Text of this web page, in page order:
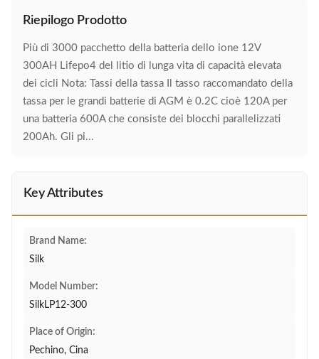
Riepilogo Prodotto
Più di 3000 pacchetto della batteria dello ione 12V
300AH Lifepo4 del litio di lunga vita di capacità elevata
dei cicli Nota: Tassi della tassa Il tasso raccomandato della
tassa per le grandi batterie di AGM è 0.2C cioè 120A per
una batteria 600A che consiste dei blocchi parallelizzati
200Ah. Gli pi...
Key Attributes
Brand Name:
Silk
Model Number:
SilkLP12-300
Place of Origin:
Pechino, Cina